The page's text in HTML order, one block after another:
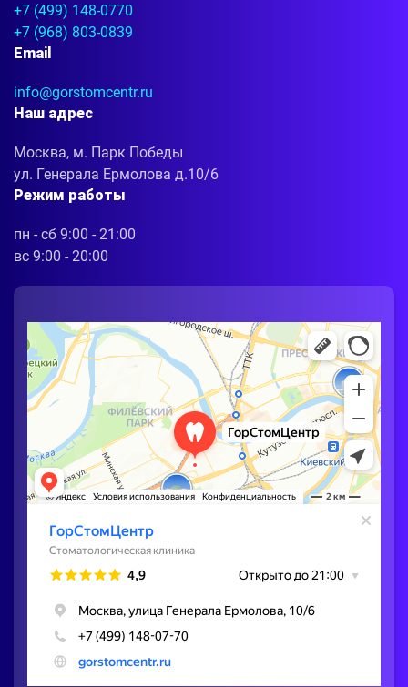
+7 (499) 148-0770
+7 (968) 803-0839
Email
info@gorstomcentr.ru
Наш адрес
Москва, м. Парк Победы
ул. Генерала Ермолова д.10/6
Режим работы
пн - сб 9:00 - 21:00
вс 9:00 - 20:00